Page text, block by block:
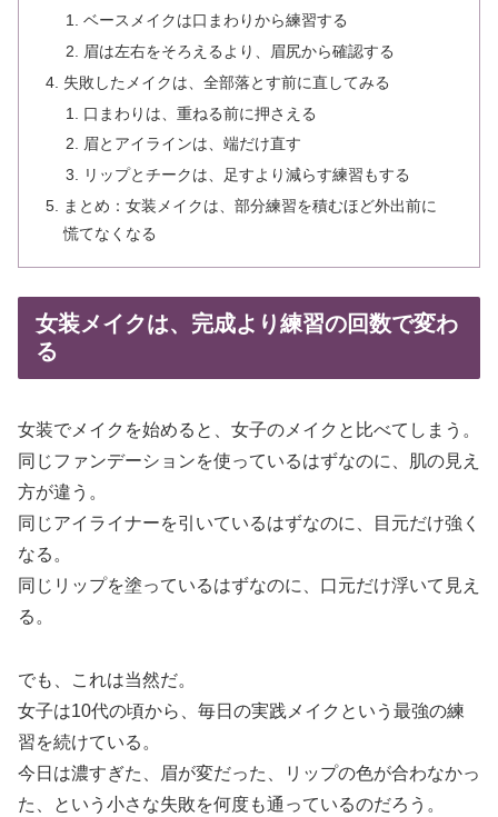
ベースメイクは口まわりから練習する
眉は左右をそろえるより、眉尻から確認する
失敗したメイクは、全部落とす前に直してみる
口まわりは、重ねる前に押さえる
眉とアイラインは、端だけ直す
リップとチークは、足すより減らす練習もする
まとめ：女装メイクは、部分練習を積むほど外出前に
慌てなくなる
女装メイクは、完成より練習の回数で変わ
る
女装でメイクを始めると、女子のメイクと比べてしまう。
同じファンデーションを使っているはずなのに、肌の見え
方が違う。
同じアイライナーを引いているはずなのに、目元だけ強く
なる。
同じリップを塗っているはずなのに、口元だけ浮いて見え
る。
でも、これは当然だ。
女子は10代の頃から、毎日の実践メイクという最強の練
習を続けている。
今日は濃すぎた、眉が変だった、リップの色が合わなかっ
た、という小さな失敗を何度も通っているのだろう。